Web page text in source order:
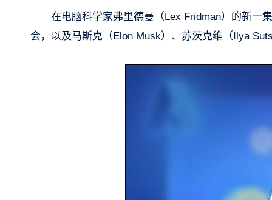
在电脑科学家弗里德曼（Lex Fridman）的新一
会，以及马斯克（Elon Musk）、苏茨克维（Ilya